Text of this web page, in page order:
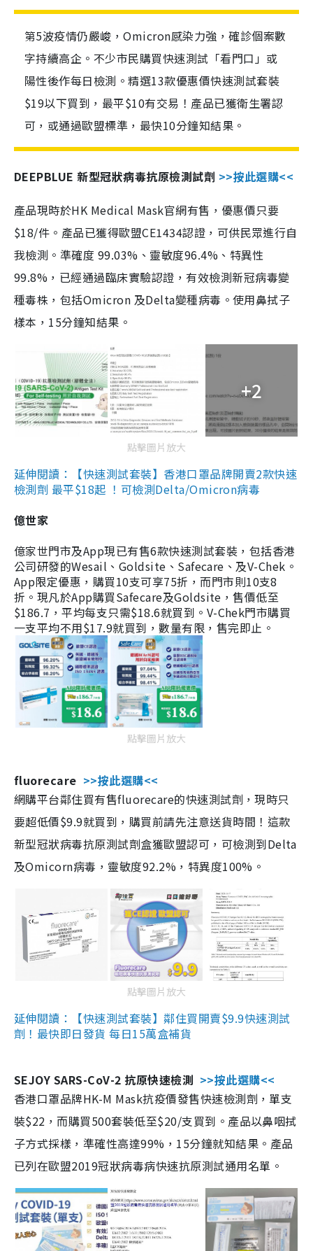
第5波疫情仍嚴峻，Omicron感染力強，確診個案數
字持續高企。不少市民購買快速測試「看門口」或
陽性後作每日檢測。精選13款優惠價快速測試套裝
$19以下買到，最平$10有交易！產品已獲衛生署認
可，或通過歐盟標準，最快10分鐘知結果。
DEEPBLUE 新型冠狀病毒抗原檢測試劑 >>按此選購<<
產品現時於HK Medical Mask官網有售，優惠價只要
$18/件。產品已獲得歐盟CE1434認證，可供民眾進行自
我檢測。準確度 99.03%、靈敏度96.4%、特異性
99.8%，已經通過臨床實驗認證，有效檢測新冠病毒變
種毒株，包括Omicron 及Delta變種病毒。使用鼻拭子
樣本，15分鐘知結果。
+2
點擊圖片放大
延伸閱讀：【快速測試套裝】香港口罩品牌開賣2款快速
檢測劑 最平$18起 ！可檢測Delta/Omicron病毒
億世家
億家世門市及App現已有售6款快速測試套裝，包括香港
公司研發的Wesail、Goldsite、Safecare、及V-Chek。
App限定優惠，購買10支可享75折，而門市則10支8
折。現凡於App購買Safecare及Goldsite，售價低至
$186.7，平均每支只需$18.6就買到。V-Chek門市購買
一支平均不用$17.9就買到，數量有限，售完即止。
點擊圖片放大
fluorecare >>按此選購<<
網購平台鄰住買有售fluorecare的快速測試劑，現時只
要超低價$9.9就買到，購買前請先注意送貨時間！這款
新型冠狀病毒抗原測試劑盒獲歐盟認可，可檢測到Delta
及Omicorn病毒，靈敏度92.2%，特異度100%。
點擊圖片放大
延伸閱讀：【快速測試套裝】鄰住買開賣$9.9快速測試
劑！最快即日發貨 每日15萬盒補貨
SEJOY SARS-CoV-2 抗原快速檢測 >>按此選購<<
香港口罩品牌HK-M Mask抗疫價發售快速檢測劑，單支
裝$22，而購買500套裝低至$20/支買到。產品以鼻咽拭
子方式採樣，準確性高達99%，15分鐘就知結果。產品
已列在歐盟2019冠狀病毒病快速抗原測試通用名單。